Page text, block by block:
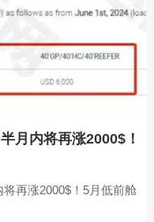
月内将再涨2000$！
再涨2000$！5月低前舱